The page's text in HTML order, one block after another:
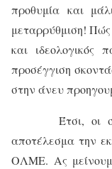
προθυμία και
μεταρρύθμιση! Πώς
και ιδεολογικός
προσέγγιση
στην άνευ
Έτσι, οι
αποτέλεσμα την
ΟΛΜΕ. Ας